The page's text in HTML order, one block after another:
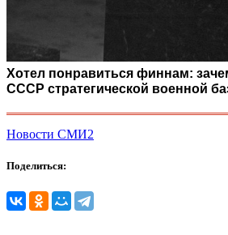
Хотел понравиться финнам:
СССР стратегической военной
Новости СМИ2
Поделиться: